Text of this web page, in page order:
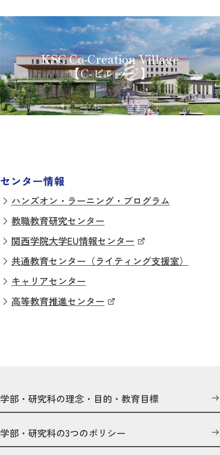
KSC Co-Creation Village
【C-ビレッジ】
センター情報
ハンズオン・ラーニング・プログラム
教職教育研究センター
関西学院大学EU情報センター
共通教育センター（ライティング支援室）
キャリアセンター
高等教育推進センター
学部・研究科の理念・目的・教育目標
学部・研究科の3つのポリシー